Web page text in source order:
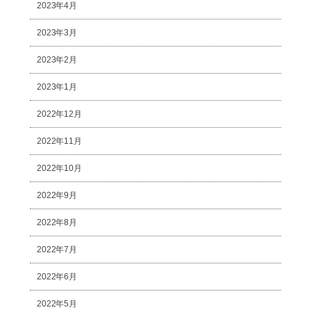
2023年4月
2023年3月
2023年2月
2023年1月
2022年12月
2022年11月
2022年10月
2022年9月
2022年8月
2022年7月
2022年6月
2022年5月